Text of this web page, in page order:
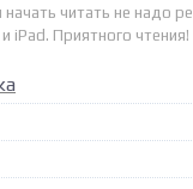
читать не надо
iPad. Приятного чтения!